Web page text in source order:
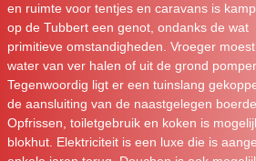
en ruimte voor tentjes en caravans is
op de Tubbert een genot, ondanks de wat
primitieve omstandigheden. Vroeger
water van ver halen of uit de grond
Tegenwoordig ligt er een tuinslang
de aansluiting van de naastgelegen
Opfrissen, toiletgebruik en koken is
blokhut. Elektriciteit is een luxe die is